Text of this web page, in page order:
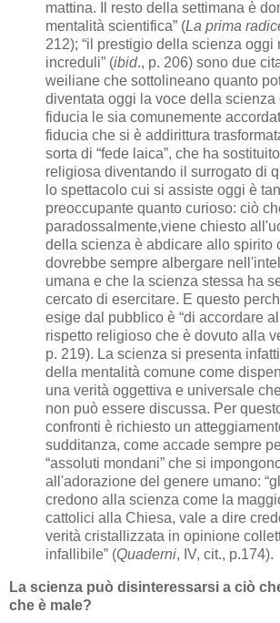
mattina. Il resto della settimana è
mentalità scientifica” (La prima
212); “il prestigio della scienza oggi
increduli” (ibid., p. 206) sono due
weiliane che sottolineano quanto
diventata oggi la voce della scienza
fiducia le sia comunemente
fiducia che si è addirittura
sorta di “fede laica”, che ha
religiosa diventando il surrogato di
lo spettacolo cui si assiste oggi è
preoccupante quanto curioso: ciò
paradossalmente,viene chiesto
della scienza è abdicare allo spirito
dovrebbe sempre albergare
umana e che la scienza stessa ha
cercato di esercitare. E questo
esige dal pubblico è “di accordare
rispetto religioso che è dovuto alla
p. 219). La scienza si presenta
della mentalità comune come
una verità oggettiva e universale
non può essere discussa. Per
confronti è richiesto un
sudditanza, come accade sempre
“assoluti mondani” che si
all'adorazione del genere umano:
credono alla scienza come la
cattolici alla Chiesa, vale a dire
verità cristallizzata in opinione
infallibile” (Quaderni, IV, cit., p.174).
La scienza può disinteressarsi a ciò
che è male?